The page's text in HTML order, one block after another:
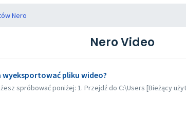
Nero
Nero Video
wyeksportować pliku wideo?
spróbować poniżej: 1. Przejdź do C:\Users [Bieżący